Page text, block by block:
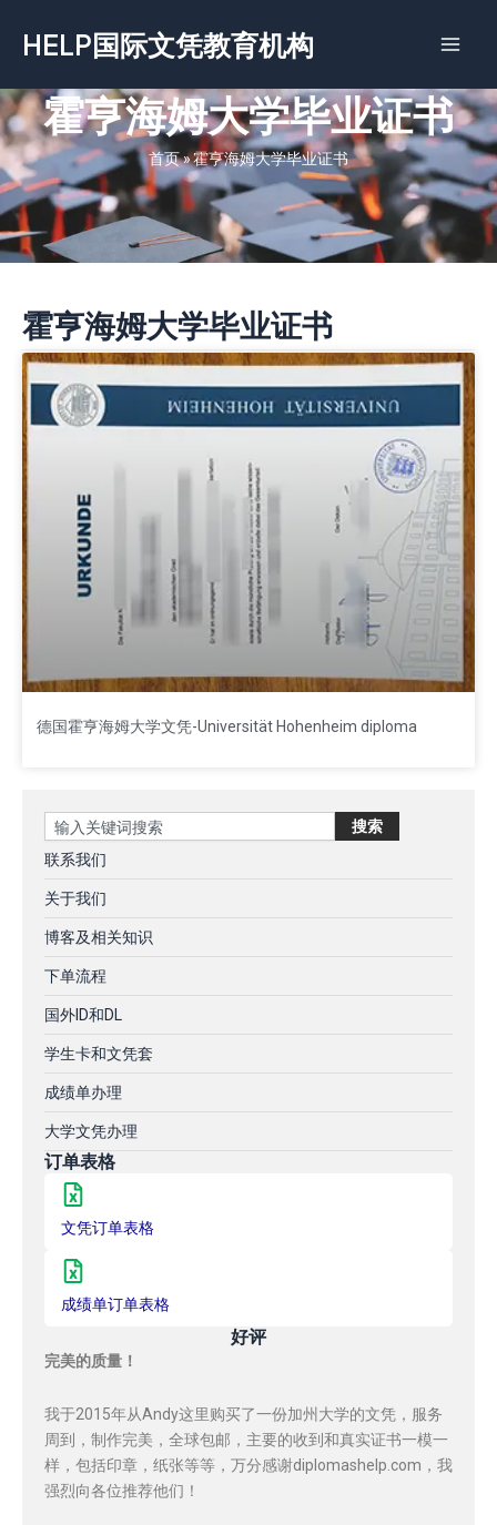
容
HELP国际文凭教育机构
霍亨海姆大学毕业证书
首页»霍亨海姆大学毕业证书
霍亨海姆大学毕业证书
德国霍亨海姆大学文凭-Universität Hohenheim diploma
Search 搜索
联系我们
关于我们
博客及相关知识
下单流程
国外ID和DL
学生卡和文凭套
成绩单办理
大学文凭办理
订单表格
文凭订单表格
成绩单订单表格
好评
完美的质量！
我于2015年从Andy这里购买了一份加州大学的文凭，服务
周到，制作完美，全球包邮，主要的收到和真实证书一模一
样，包括印章，纸张等等，万分感谢diplomashelp.com，我
强烈向各位推荐他们！